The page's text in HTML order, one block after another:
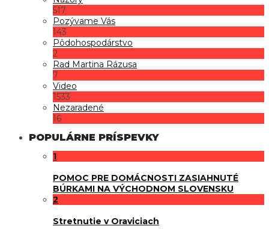
517
Pozývame Vás
143
Pôdohospodárstvo
2
Rad Martina Rázusa
7
Video
1533
Nezaradené
16
POPULÁRNE PRÍSPEVKY
1
POMOC PRE DOMÁCNOSTI ZASIAHNUTÉ
BÚRKAMI NA VÝCHODNOM SLOVENSKU
2
Stretnutie v Oraviciach